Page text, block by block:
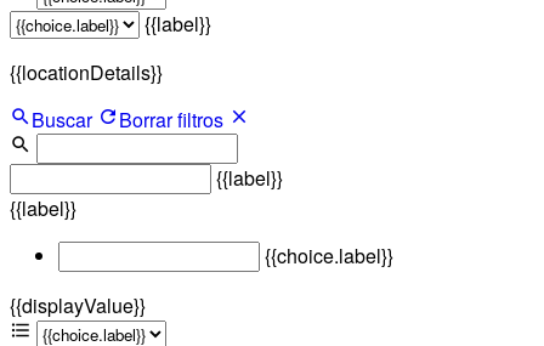
{{label}}
{{locationDetails}}
Buscar
Borrar filtros
{{label}}
{{label}}
{{choice.label}}
{{displayValue}}